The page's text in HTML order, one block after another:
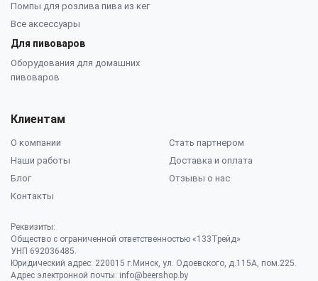
Помпы для розлива пива из кег
Все аксессуары
Для пивоваров
Оборудования для домашних
пивоваров
Клиентам
О компании
Стать партнером
Наши работы
Доставка и оплата
Блог
Отзывы о нас
Контакты
Реквизиты:
Общество с ограниченной ответственностью «133Трейд»
УНП 692036485​.
Юридический адрес: 220015 г.Минск, ул. Одоевского, д.115А, пом.225.
Адрес электронной почты: info@beershop.by